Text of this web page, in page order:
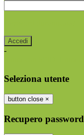
-
Seleziona utente
button close ×
Recupero password